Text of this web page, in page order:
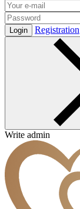
Login
Registration
Write admin